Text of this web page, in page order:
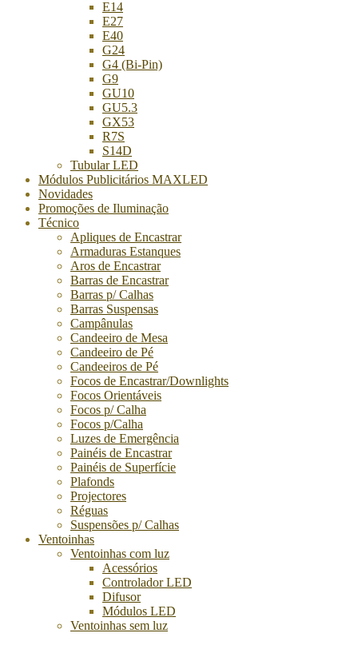
E14
E27
E40
G24
G4 (Bi-Pin)
G9
GU10
GU5.3
GX53
R7S
S14D
Tubular LED
Módulos Publicitários MAXLED
Novidades
Promoções de Iluminação
Técnico
Apliques de Encastrar
Armaduras Estanques
Aros de Encastrar
Barras de Encastrar
Barras p/ Calhas
Barras Suspensas
Campânulas
Candeeiro de Mesa
Candeeiro de Pé
Candeeiros de Pé
Focos de Encastrar/Downlights
Focos Orientáveis
Focos p/ Calha
Focos p/Calha
Luzes de Emergência
Painéis de Encastrar
Painéis de Superfície
Plafonds
Projectores
Réguas
Suspensões p/ Calhas
Ventoinhas
Ventoinhas com luz
Acessórios
Controlador LED
Difusor
Módulos LED
Ventoinhas sem luz